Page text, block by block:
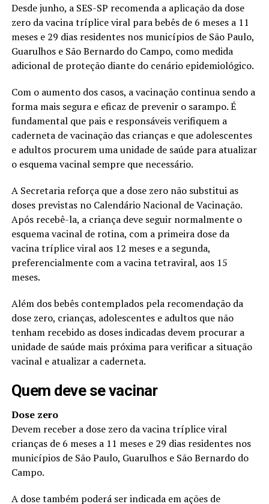
Desde junho, a SES-SP recomenda a aplicação da dose
zero da vacina tríplice viral para bebês de 6 meses a 11
meses e 29 dias residentes nos municípios de São Paulo,
Guarulhos e São Bernardo do Campo, como medida
adicional de proteção diante do cenário epidemiológico.
Com o aumento dos casos, a vacinação continua sendo a
forma mais segura e eficaz de prevenir o sarampo. É
fundamental que pais e responsáveis verifiquem a
caderneta de vacinação das crianças e que adolescentes
e adultos procurem uma unidade de saúde para atualizar
o esquema vacinal sempre que necessário.
A Secretaria reforça que a dose zero não substitui as
doses previstas no Calendário Nacional de Vacinação.
Após recebê-la, a criança deve seguir normalmente o
esquema vacinal de rotina, com a primeira dose da
vacina tríplice viral aos 12 meses e a segunda,
preferencialmente com a vacina tetraviral, aos 15
meses.
Além dos bebês contemplados pela recomendação da
dose zero, crianças, adolescentes e adultos que não
tenham recebido as doses indicadas devem procurar a
unidade de saúde mais próxima para verificar a situação
vacinal e atualizar a caderneta.
Quem deve se vacinar
Dose zero
Devem receber a dose zero da vacina tríplice viral
crianças de 6 meses a 11 meses e 29 dias residentes nos
municípios de São Paulo, Guarulhos e São Bernardo do
Campo.
A dose também poderá ser indicada em ações de